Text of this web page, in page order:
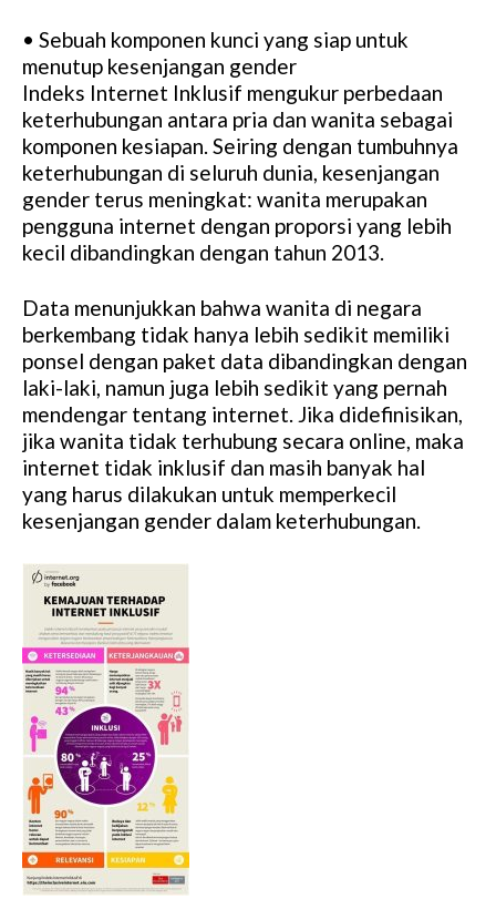
• Sebuah komponen kunci yang siap untuk
menutup kesenjangan gender
Indeks Internet Inklusif mengukur perbedaan
keterhubungan antara pria dan wanita sebagai
komponen kesiapan. Seiring dengan tumbuhnya
keterhubungan di seluruh dunia, kesenjangan
gender terus meningkat: wanita merupakan
pengguna internet dengan proporsi yang lebih
kecil dibandingkan dengan tahun 2013.
Data menunjukkan bahwa wanita di negara
berkembang tidak hanya lebih sedikit memiliki
ponsel dengan paket data dibandingkan dengan
laki-laki, namun juga lebih sedikit yang pernah
mendengar tentang internet. Jika didefinisikan,
jika wanita tidak terhubung secara online, maka
internet tidak inklusif dan masih banyak hal
yang harus dilakukan untuk memperkecil
kesenjangan gender dalam keterhubungan.